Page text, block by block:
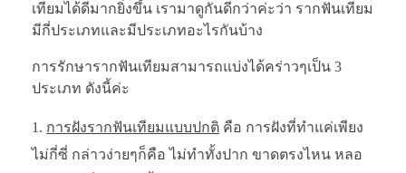
เทียมได้ดีมากยิ่งขึ้น เรามาดูกันดีกว่าค่ะว่า รากฟันเทียม
มีกี่ประเภทและมีประเภทอะไรกันบ้าง
การรักษารากฟันเทียมสามารถแบ่งได้คร่าวๆเป็น 3
ประเภท ดังนี้ค่ะ
การฝังรากฟันเทียมแบบปกติ คือ การฝังที่ทำแค่เพียง
ไม่กี่ซี่ กล่าวง่ายๆก็คือ ไม่ทำทั้งปาก ขาดตรงไหน หลอ